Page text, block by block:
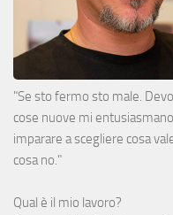
"Se sto fermo sto male.
cose nuove mi
imparare a scegliere cosa
cosa no."
Qual è il mio lavoro?